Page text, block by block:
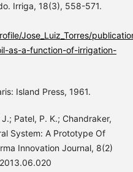
Irriga, 18(3), 558-571.
Jose_Luiz_Torres/
as-a-function-of-irrigation-
Island Press, 1961.
Patel, P. K.; Chandraker,
System: A Prototype Of
Innovation Journal, 8(2)